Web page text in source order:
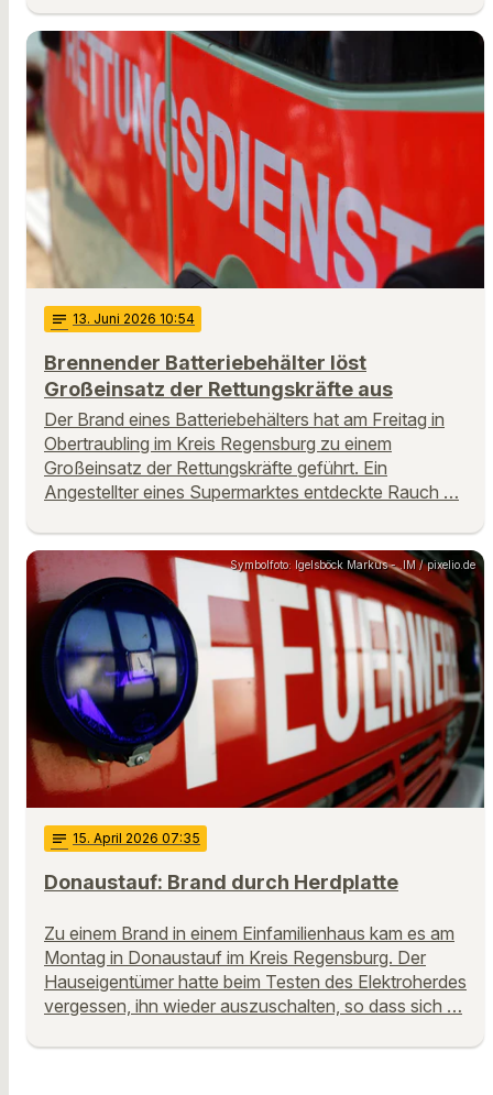
notes 13. Juni 2026 10:54
Brennender Batteriebehälter löst
Großeinsatz der Rettungskräfte aus
Der Brand eines Batteriebehälters hat am Freitag in
Obertraubling im Kreis Regensburg zu einem
Großeinsatz der Rettungskräfte geführt. Ein
Angestellter eines Supermarktes entdeckte Rauch …
Symbolfoto: Igelsböck Markus - .IM / pixelio.de
notes 15. April 2026 07:35
Donaustauf: Brand durch Herdplatte
Zu einem Brand in einem Einfamilienhaus kam es am
Montag in Donaustauf im Kreis Regensburg. Der
Hauseigentümer hatte beim Testen des Elektroherdes
vergessen, ihn wieder auszuschalten, so dass sich …